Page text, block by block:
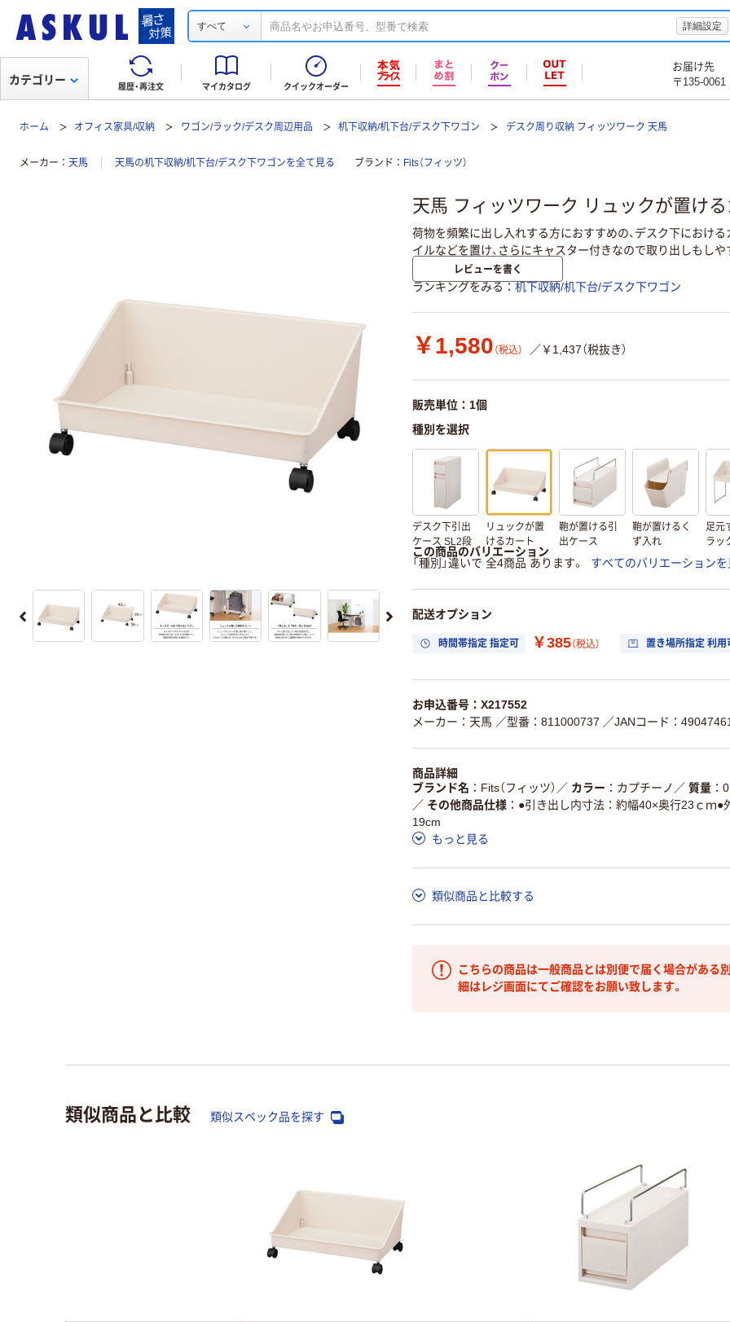
すべて 詳細設定
履歴・再注文 マイカタログ クイックオーダー
お届け先
〒135-0061
カテゴリー
ホーム オフィス家具/収納 ワゴン/ラック/デスク周辺用品 机下収納/机下台/デスク下ワゴン デスク周り収納 フィッツワーク 天馬
メーカー 天馬 天馬の机下収納/机下台/デスク下ワゴンを全て見る ブランド Fits（フィッツ）
天馬 フィッツワーク リュックが置け
荷物を頻繁に出し入れする方におすすめの、デスク下におけ
イルなどを置け、さらにキャスター付きなので取り出しもしや
レビューを書く
ランキングをみる 机下収納/机下台/デスク下ワゴン
￥1,580 （税込） ／￥1,437（税抜き）
販売単位：1個
種別を選択
デスク下引出
ケース SL2段
リュックが置
けるカート
鞄が置ける引
出ケース
鞄が置けるく
ず入れ
足元
ラッ
この商品のバリエーション
「種別」違いで 全4商品 あります。
すべてのバリエーションを
配送オプション
時間帯指定 指定可 ￥385（税込） 置き場所指定 利用
お申込番号：X217552
メーカー：天馬 ／型番：811000737 ／JANコード：
商品詳細
ブランド名
Fits（フィッツ） ／ カラー カプチーノ ／ 質量
／ その他商品仕様
●引き出し内寸法：約幅40×奥行23ｃｍ●
19cm
もっと見る
類似商品と比較する
こちらの商品は一般商品とは別便で届く場合がある
細はレジ画面にてご確認をお願い致します。
類似商品と比較 類似スペック品を探す